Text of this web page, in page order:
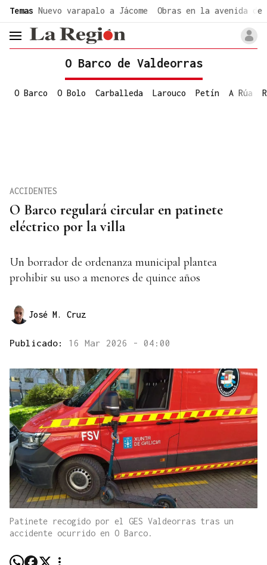
Temas Nuevo varapalo a Jácome Obras en la avenida de
header.menu.open
O Barco de Valdeorras
O Barco O Bolo Carballeda Larouco Petín A Rúa
O Barco regulará circular en patinete
eléctrico por la villa
ACCIDENTES
Un borrador de ordenanza municipal plantea
prohibir su uso a menores de quince años
José M. Cruz
Publicado: 16 Mar 2026 - 04:00
Patinete recogido por el GES Valdeorras tras un
accidente ocurrido en O Barco.